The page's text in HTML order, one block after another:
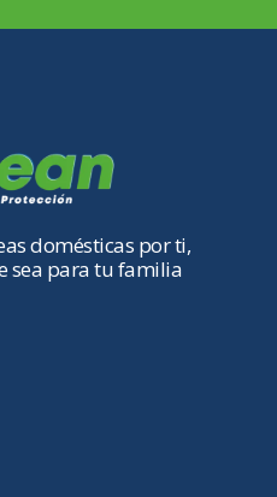
domésticas por ti,
sea para tu familia